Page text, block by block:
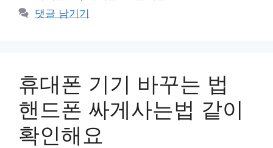
고
리
그
댓글 남기기
휴대폰 기기 바꾸는 법
핸드폰 싸게사는법 같이
확인해요